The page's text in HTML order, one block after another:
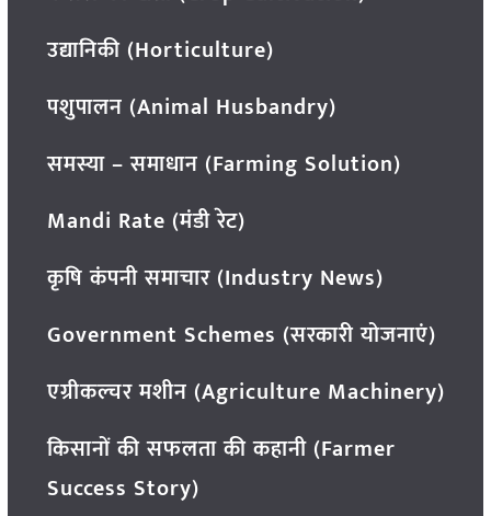
उद्यानिकी (Horticulture)
पशुपालन (Animal Husbandry)
समस्या – समाधान (Farming Solution)
Mandi Rate (मंडी रेट)
कृषि कंपनी समाचार (Industry News)
Government Schemes (सरकारी योजनाएं)
एग्रीकल्चर मशीन (Agriculture Machinery)
किसानों की सफलता की कहानी (Farmer
Success Story)